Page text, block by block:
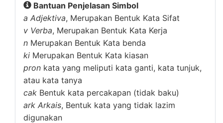
Bantuan Penjelasan Simbol
a Adjektiva, Merupakan Bentuk Kata Sifat
v Verba, Merupakan Bentuk Kata Kerja
n Merupakan Bentuk Kata benda
ki Merupakan Bentuk Kata kiasan
pron kata yang meliputi kata ganti, kata tunjuk,
atau kata tanya
cak Bentuk kata percakapan (tidak baku)
ark Arkais, Bentuk kata yang tidak lazim
digunakan